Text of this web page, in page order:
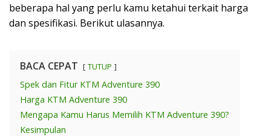
beberapa hal yang perlu kamu ketahui terkait harga
dan spesifikasi. Berikut ulasannya.
BACA CEPAT TUTUP
Spek dan Fitur KTM Adventure 390
Harga KTM Adventure 390
Mengapa Kamu Harus Memilih KTM Adventure 390?
Kesimpulan